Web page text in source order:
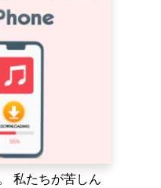
私たちが苦しん